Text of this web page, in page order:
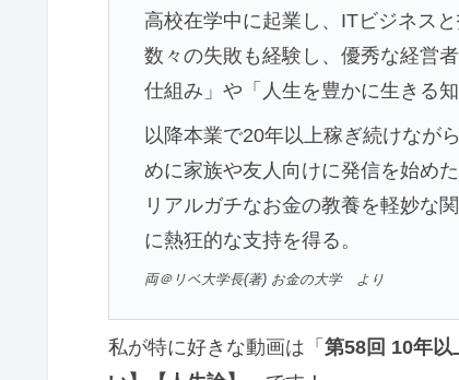
高校在学中に起業し、ITビジネス
数々の失敗も経験し、優秀な経営
仕組み」や「人生を豊かに生きる知
以降本業で20年以上稼ぎ続けなが
めに家族や友人向けに発信を始め
リアルガチなお金の教養を軽妙な
に熱狂的な支持を得る。
両＠リベ大学長(著) お金の大学 より
私が特に好きな動画は「 第58回 10年以